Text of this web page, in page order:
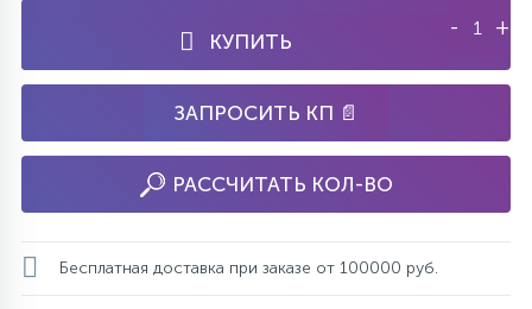
КУПИТЬ
- +
ЗАПРОСИТЬ КП 📄
РАССЧИТАТЬ КОЛ-ВО
Бесплатная доставка при заказе от 100000 руб.